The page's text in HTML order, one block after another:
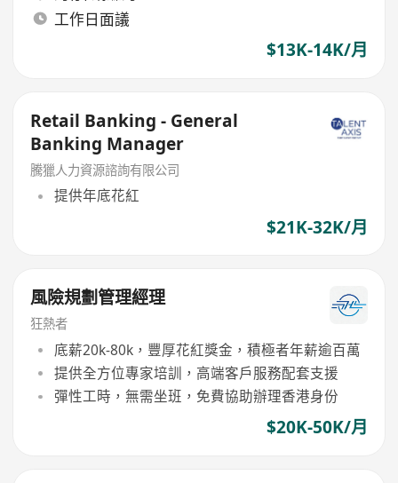
工作日面議
$13K-14K/月
Retail Banking - General
Banking Manager
騰獵人力資源諮詢有限公司
提供年底花紅
$21K-32K/月
風險規劃管理經理
狂熱者
底薪20k-80k，豐厚花紅獎金，積極者年薪逾百萬
提供全方位專家培訓，高端客戶服務配套支援
彈性工時，無需坐班，免費協助辦理香港身份
$20K-50K/月